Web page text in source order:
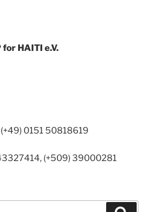
for HAITI e.V.
0151 50818619
(+509) 39000281